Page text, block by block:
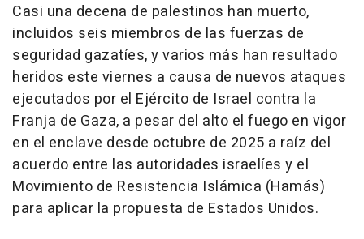
Casi una decena de palestinos han muerto,
incluidos seis miembros de las fuerzas de
seguridad gazatíes, y varios más han resultado
heridos este viernes a causa de nuevos ataques
ejecutados por el Ejército de Israel contra la
Franja de Gaza, a pesar del alto el fuego en vigor
en el enclave desde octubre de 2025 a raíz del
acuerdo entre las autoridades israelíes y el
Movimiento de Resistencia Islámica (Hamás)
para aplicar la propuesta de Estados Unidos.